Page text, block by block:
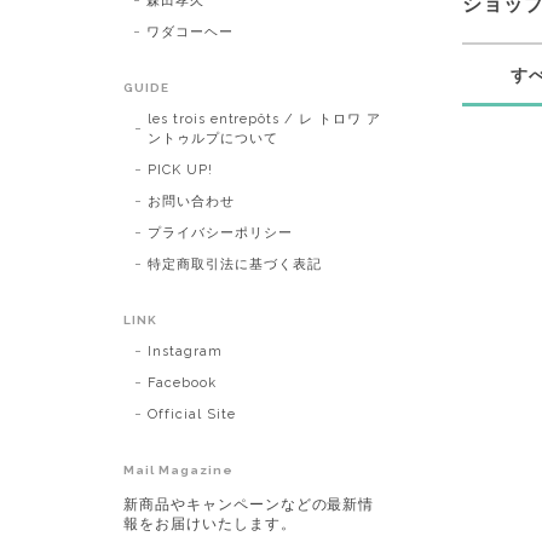
す
ワダコーヘー
GUIDE
les trois entrepôts / レ トロワ ア
ントゥルプについて
PICK UP!
お問い合わせ
プライバシーポリシー
特定商取引法に基づく表記
LINK
Instagram
Facebook
Official Site
Mail Magazine
新商品やキャンペーンなどの最新情
報をお届けいたします。